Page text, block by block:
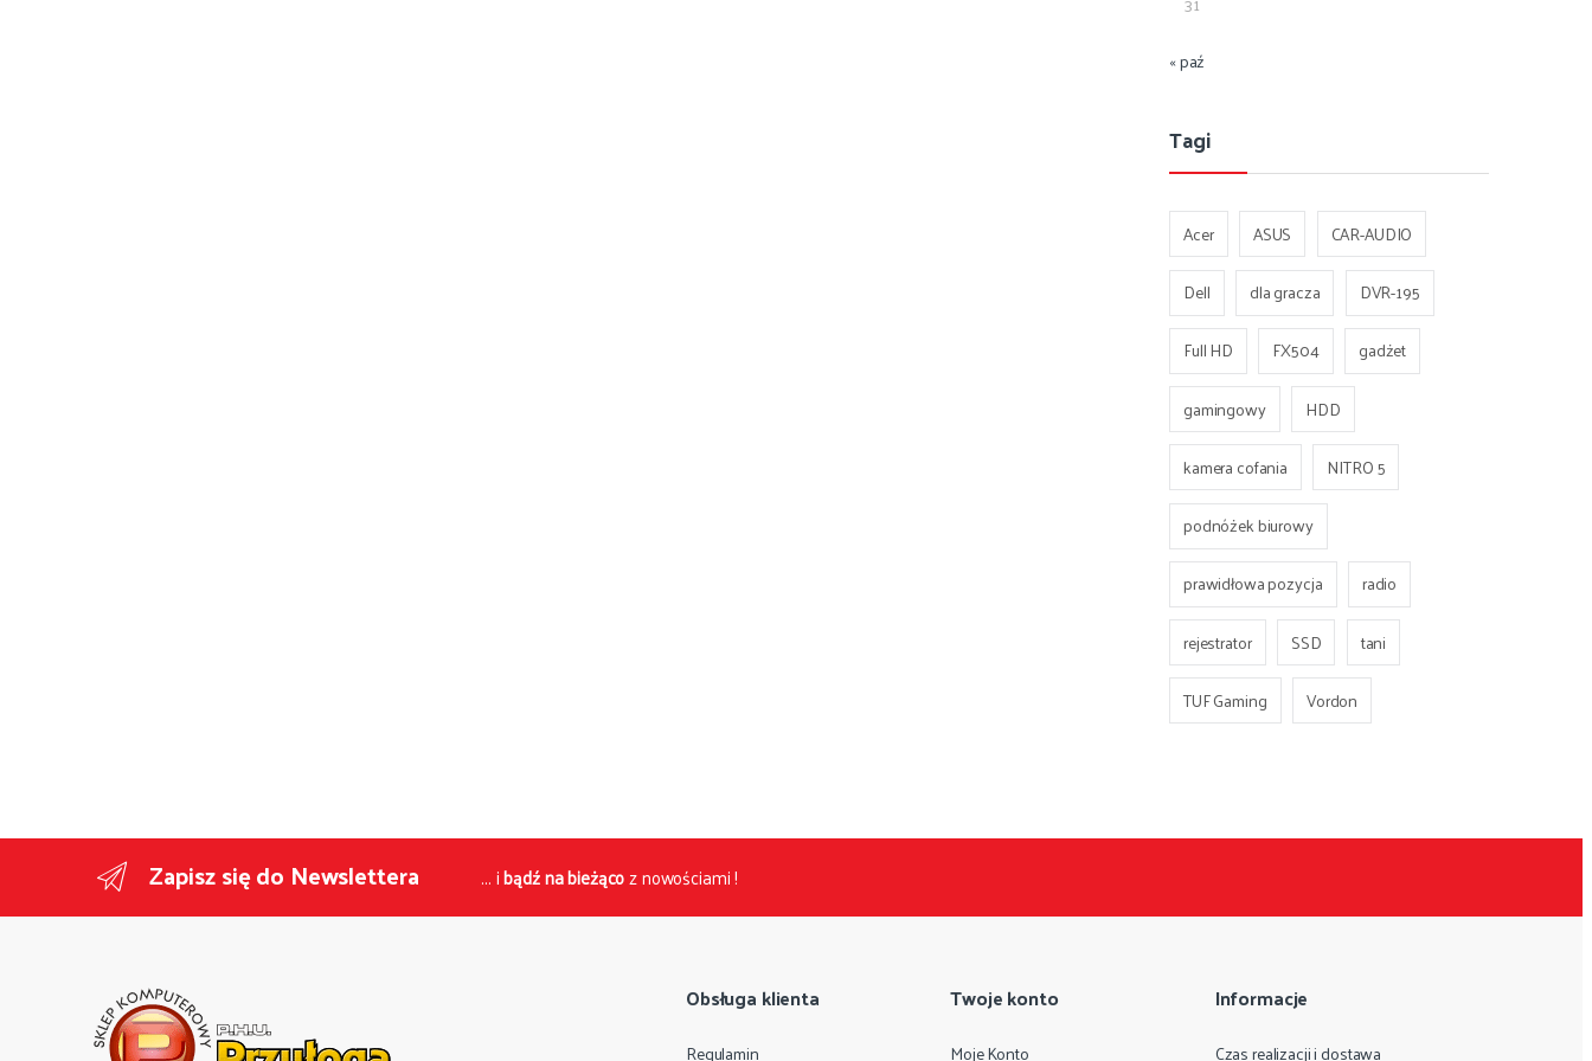
« paź
Tagi
Acer ASUS
CAR-AUDIO
Dell
dla gracza
DVR-195
Full HD
FX504
gadżet
gamingowy
HDD
kamera cofania
NITRO 5
podnóżek biurowy
prawidłowa pozycja
radio
rejestrator
SSD
tani
TUF Gaming
Vordon
Zapisz się do Newslettera ... ibądź na bieżącoz nowościami !
Obsługa klienta
Regulamin
Twoje konto
Moje Konto
Informacje
Czas realizacji i dostawa